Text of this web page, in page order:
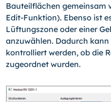
Bauteilflächen gemeinsam
Edit-Funktion). Ebenso ist
Lüftungszone oder einer
anzuwählen. Dadurch kann
kontrolliert werden, ob die
zugeordnet wurden.